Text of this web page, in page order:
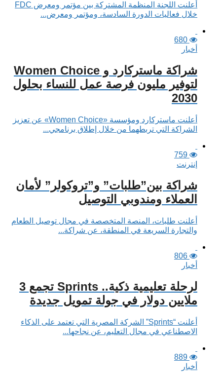
أعلنت اللجنة المنظمة المشتركة بين مؤتمر ومعرض FDC
خلال فعاليات الدورة السادسة، ومؤتمر ومعرض...
680
أخبار
شراكة ماستركارد و Women Choice
لتوفير مليون فرصة عمل للنساء بحلول
2030
أعلنت ماستركارد ومؤسسة «Women Choice» عن تعزيز
الشراكة التي تربطهما من خلال إطلاق برنامجي...
759
إنترنت
شراكة بين”طلبات” و”تروكولر” لأمان
العملاء ومندوبي التوصيل
أعلنت طلبات، المنصة المتخصصة في مجال توصيل الطعام
والتجارة السريعة في المنطقة، عن شراكة...
806
أخبار
لرحلة تعليمية ذكية.. Sprints تجمع 3
ملايين دولار في جولة تمويل جديدة
أعلنت “Sprints” الشركة المصرية التي تعتمد على الذكاء
الاصطناعي في مجال التعليم، عن نجاحها...
889
أخبار